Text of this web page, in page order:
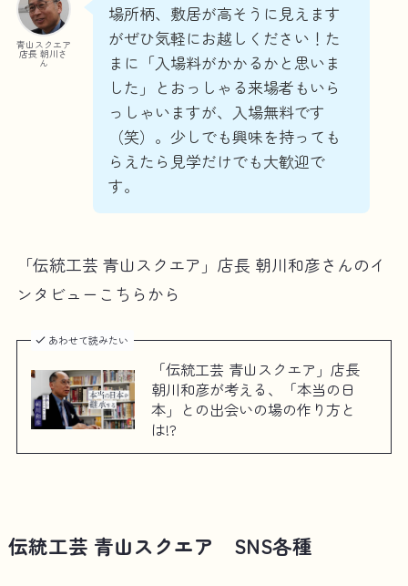
青山スクエア
店長 朝川さ
ん
場所柄、敷居が高そうに見えます
がぜひ気軽にお越しください！た
まに「入場料がかかるかと思いま
した」とおっしゃる来場者もいら
っしゃいますが、入場無料です
（笑）。少しでも興味を持っても
らえたら見学だけでも大歓迎で
す。
「伝統工芸 青山スクエア」店長 朝川和彦さんのイ
ンタビューこちらから
あわせて読みたい
「伝統工芸 青山スクエア」店長
朝川和彦が考える、「本当の日
本」との出会いの場の作り方と
は!?
伝統工芸 青山スクエア SNS各種